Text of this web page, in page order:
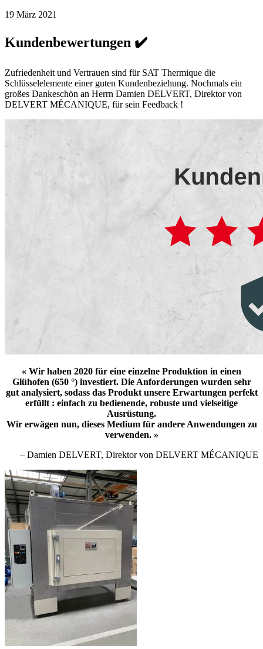
19 März 2021
Kundenbewertungen ✔️
Zufriedenheit und Vertrauen sind für SAT Thermique die
Schlüsselelemente einer guten Kundenbeziehung. Nochmals ein
großes Dankeschön an Herrn Damien DELVERT, Direktor von
DELVERT MÉCANIQUE, für sein Feedback !
« Wir haben 2020 für eine einzelne Produktion in einen
Glühofen (650 °) investiert. Die Anforderungen wurden sehr
gut analysiert, sodass das Produkt unsere Erwartungen perfekt
erfüllt : einfach zu bedienende, robuste und vielseitige
Ausrüstung.
Wir erwägen nun, dieses Medium für andere Anwendungen zu
verwenden.»
– Damien DELVERT, Direktor von DELVERT MÉCANIQUE